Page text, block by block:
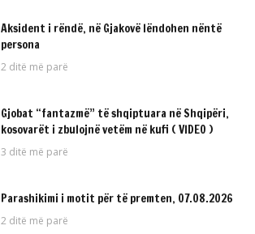
Aksident i rëndë, në Gjakovë lëndohen nëntë
persona
2 ditë më parë
Gjobat “fantazmë” të shqiptuara në Shqipëri,
kosovarët i zbulojnë vetëm në kufi ( VIDEO )
3 ditë më parë
Parashikimi i motit për të premten, 07.08.2026
2 ditë më parë